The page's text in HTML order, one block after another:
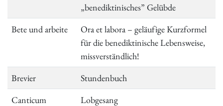
„benediktinisches” Gelübde
Bete und arbeite
Ora et labora – geläufige Kurzformel
für die benediktinische Lebensweise,
missverständlich!
Brevier
Stundenbuch
Canticum
Lobgesang